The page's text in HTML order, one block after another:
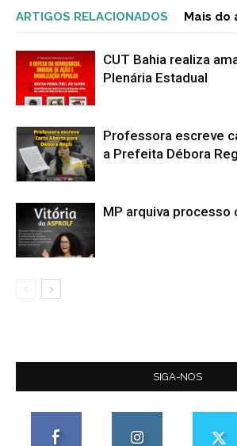
ARTIGOS RELACIONADOS Mais do
CUT Bahia realiza
Plenária Estadual
Professora escreve
a Prefeita Débora
MP arquiva
SIGA-NOS